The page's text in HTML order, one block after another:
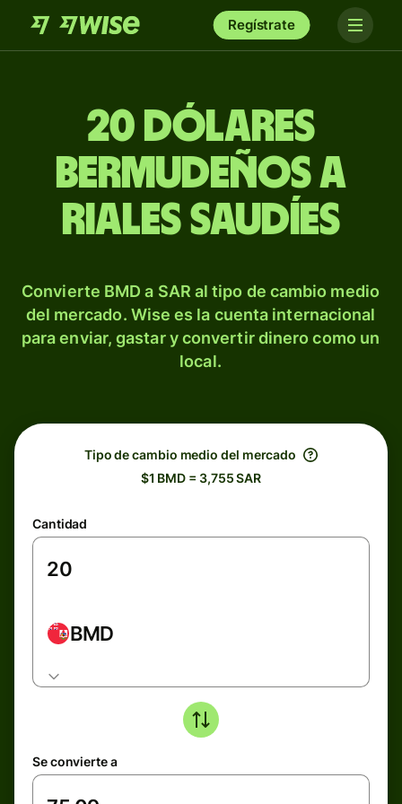
Regístrate
20 dólares
bermudeños a
riales saudíes
Convierte BMD a SAR al tipo de cambio medio
del mercado. Wise es la cuenta internacional
para enviar, gastar y convertir dinero como un
local.
Tipo de cambio medio del mercado
$1 BMD = 3,755 SAR
Cantidad
BMD
Se convierte a